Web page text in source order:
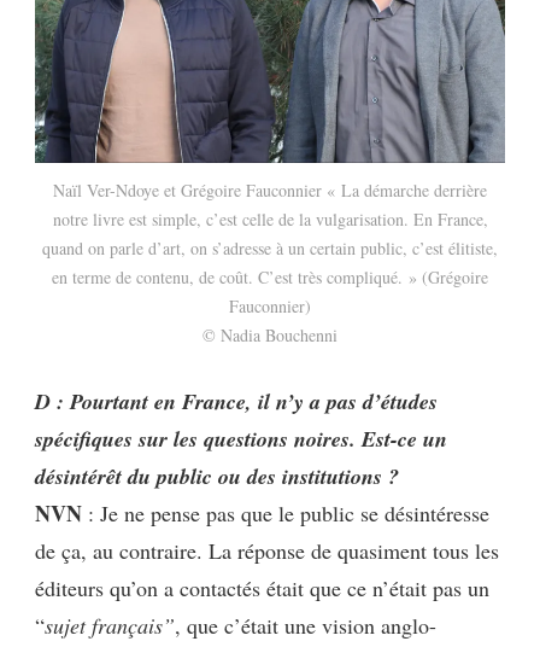
Naïl Ver-Ndoye et Grégoire Fauconnier « La démarche derrière
notre livre est simple, c’est celle de la vulgarisation. En France,
quand on parle d’art, on s’adresse à un certain public, c’est élitiste,
en terme de contenu, de coût. C’est très compliqué. » (Grégoire
Fauconnier)
© Nadia Bouchenni
D : Pourtant en France, il n’y a pas d’études
spécifiques sur les questions noires. Est-ce un
désintérêt du public ou des institutions ?
NVN : Je ne pense pas que le public se désintéresse
de ça, au contraire. La réponse de quasiment tous les
éditeurs qu’on a contactés était que ce n’était pas un
“sujet français”, que c’était une vision anglo-